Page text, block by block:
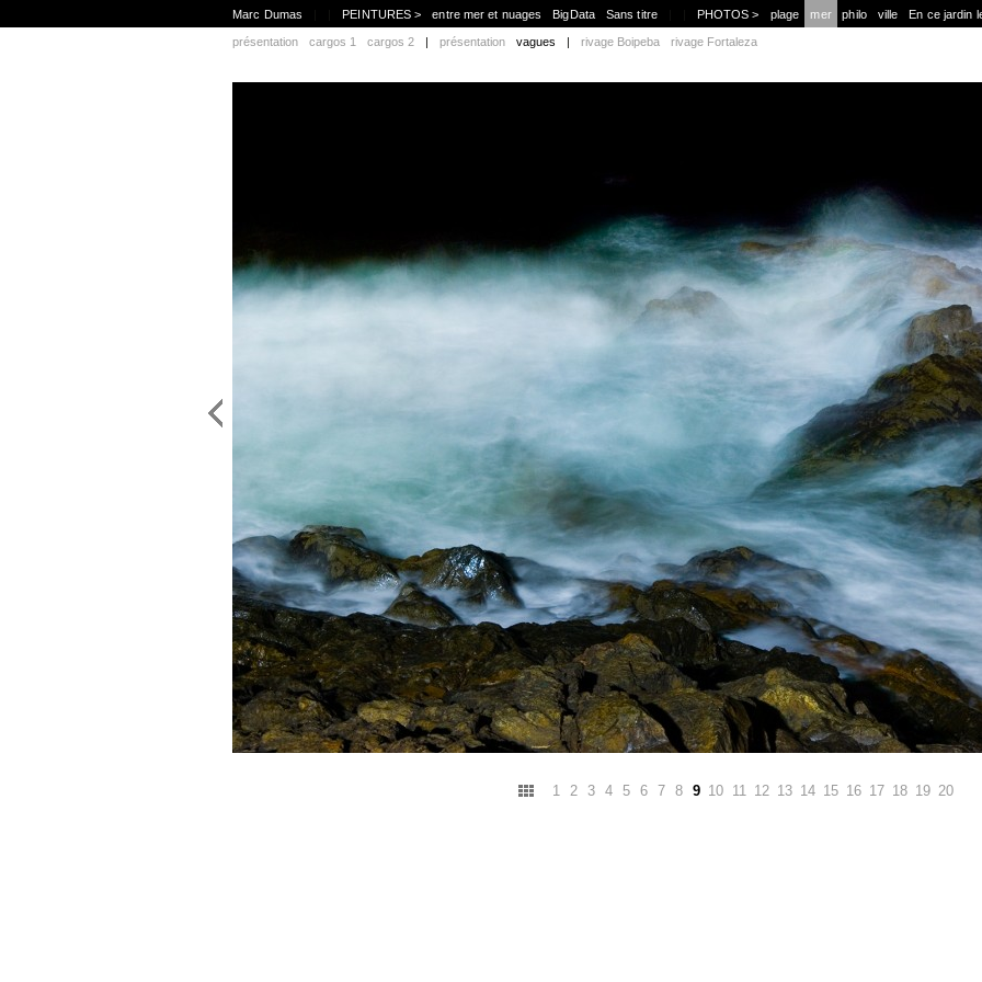
Marc Dumas PEINTURES > entre mer et nuages BigData Sans titre PHOTOS > plage mer
présentation cargos 1 cargos 2 | présentation vagues | rivage Boipeba rivage Fortaleza
philo ville En ce jardin
1 2 3 4 5 6 7 8 9 10 11 12 13 14 15 16 17 18 19 20